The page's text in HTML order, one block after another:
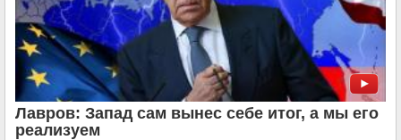
Лавров: Запад сам вынес себе итог, а мы его
реализуем